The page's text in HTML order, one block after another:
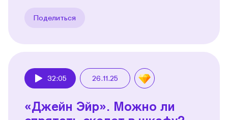
Поделиться
32:05 26.11.25
«Джейн Эйр». Можно ли